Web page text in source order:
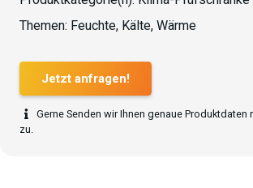
Themen: Feuchte, Kälte, Wärme
Jetzt anfragen!
Gerne Senden wir Ihnen genaue Produktdaten
zu.